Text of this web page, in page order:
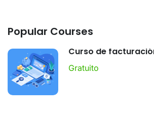
Popular Courses
Curso de
Gratuito